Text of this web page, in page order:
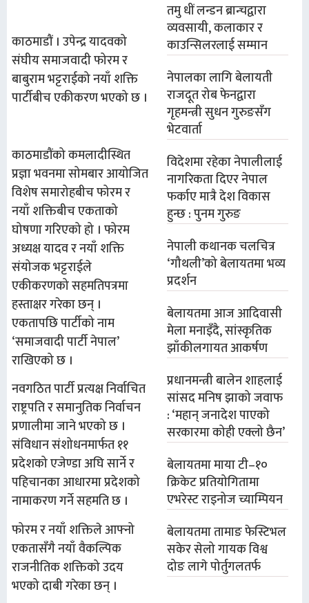
काठमाडौं । उपेन्द्र यादवको
संघीय समाजवादी फोरम र
बाबुराम भट्टराईको नयाँ शक्ति
पार्टीबीच एकीकरण भएको छ ।
काठमाडौंको कमलादीस्थित
प्रज्ञा भवनमा सोमबार आयोजित
विशेष समारोहबीच फोरम र
नयाँ शक्तिबीच एकताको
घोषणा गरिएको हो । फोरम
अध्यक्ष यादव र नयाँ शक्ति
संयोजक भट्टराईले
एकीकरणको सहमतिपत्रमा
हस्ताक्षर गरेका छन् ।
एकतापछि पार्टीको नाम
‘समाजवादी पार्टी नेपाल’
राखिएको छ ।
नवगठित पार्टी प्रत्यक्ष निर्वाचित
राष्ट्रपति र समानुतिक निर्वाचन
प्रणालीमा जाने भएको छ ।
संविधान संशोधनमार्फत ११
प्रदेशको एजेण्डा अघि सार्ने र
पहिचानका आधारमा प्रदेशको
नामाकरण गर्ने सहमति छ ।
फोरम र नयाँ शक्तिले आफ्नो
एकतासँगै नयाँ वैकल्पिक
राजनीतिक शक्तिको उदय
भएको दाबी गरेका छन् ।
तमु धीं लन्डन ब्रान्चद्वारा
व्यवसायी, कलाकार र
काउन्सिलरलाई सम्मान
नेपालका लागि बेलायती
राजदूत रोब फेनद्वारा
गृहमन्त्री सुधन गुरुङसँग
भेटवार्ता
विदेशमा रहेका नेपालीलाई
नागरिकता दिएर नेपाल
फर्काए मात्रै देश विकास
हुन्छ : पुनम गुरुङ
नेपाली कथानक चलचित्र
‘गौथली’को बेलायतमा भव्य
प्रदर्शन
बेलायतमा आज आदिवासी
मेला मनाइँदै, सांस्कृतिक
झाँकीलगायत आकर्षण
प्रधानमन्त्री बालेन शाहलाई
सांसद मनिष झाको जवाफ
: ‘महान् जनादेश पाएको
सरकारमा कोही एक्लो छैन’
बेलायतमा माया टी–१०
क्रिकेट प्रतियोगितामा
एभरेस्ट राइनोज च्याम्पियन
बेलायतमा तामाङ फेस्टिभल
सकेर सेलो गायक विश्व
दोङ लागे पोर्तुगलतर्फ